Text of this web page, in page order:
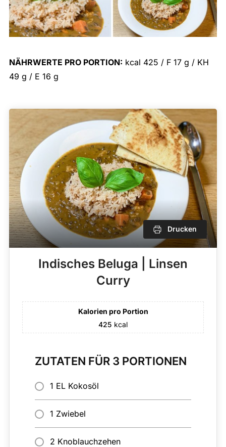
NÄHRWERTE PRO PORTION: kcal 425 / F 17 g / KH
49 g / E 16 g
Drucken
Indisches Beluga | Linsen
Curry
Kalorien pro Portion
425 kcal
ZUTATEN FÜR 3 PORTIONEN
1 EL Kokosöl
1 Zwiebel
2 Knoblauchzehen